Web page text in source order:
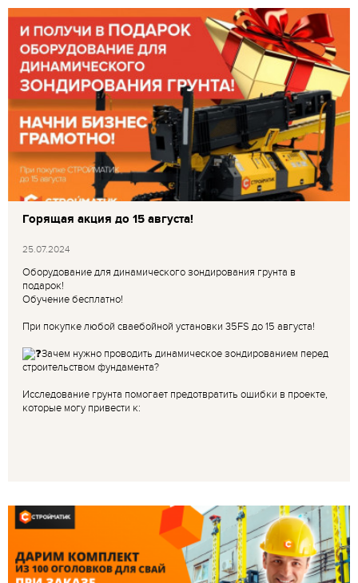
Горящая акция до 15 августа!
25.07.2024
Оборудование для динамического зондирования грунта в
подарок!
Обучение бесплатно!
При покупке любой сваебойной установки 35FS до 15 августа!
Зачем нужно проводить динамическое зондированием перед
строительством фундамента?
Исследование грунта помогает предотвратить ошибки в проекте,
которые могу привести к: